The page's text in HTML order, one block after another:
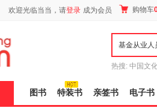
欢迎光临当当，请登录 成为会员 购物车
热搜: 中国文
图书 特装书 亲签书 电子书